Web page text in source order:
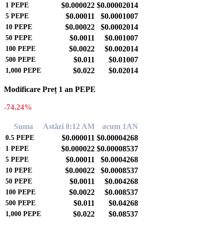
1 PEPE $0.000022 $0.00002014
5 PEPE $0.00011 $0.0001007
10 PEPE $0.00022 $0.0002014
50 PEPE $0.0011 $0.001007
100 PEPE $0.0022 $0.002014
500 PEPE $0.011 $0.01007
1,000 PEPE $0.022 $0.02014
Modificare Preț 1 an PEPE
-74.24%
Suma Astăzi 8:12 AM acum 1AN
0.5 PEPE $0.000011 $0.00004268
1 PEPE $0.000022 $0.00008537
5 PEPE $0.00011 $0.0004268
10 PEPE $0.00022 $0.0008537
50 PEPE $0.0011 $0.004268
100 PEPE $0.0022 $0.008537
500 PEPE $0.011 $0.04268
1,000 PEPE $0.022 $0.08537